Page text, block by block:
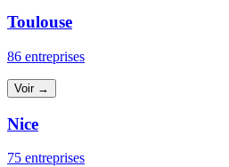
Toulouse
86 entreprises
Voir →
Nice
75 entreprises